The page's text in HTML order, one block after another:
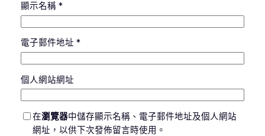
顯示名稱 *
電子郵件地址 *
個人網站網址
在瀏覽器中儲存顯示名稱、電子郵件地址及個人網站
網址，以供下次發佈留言時使用。